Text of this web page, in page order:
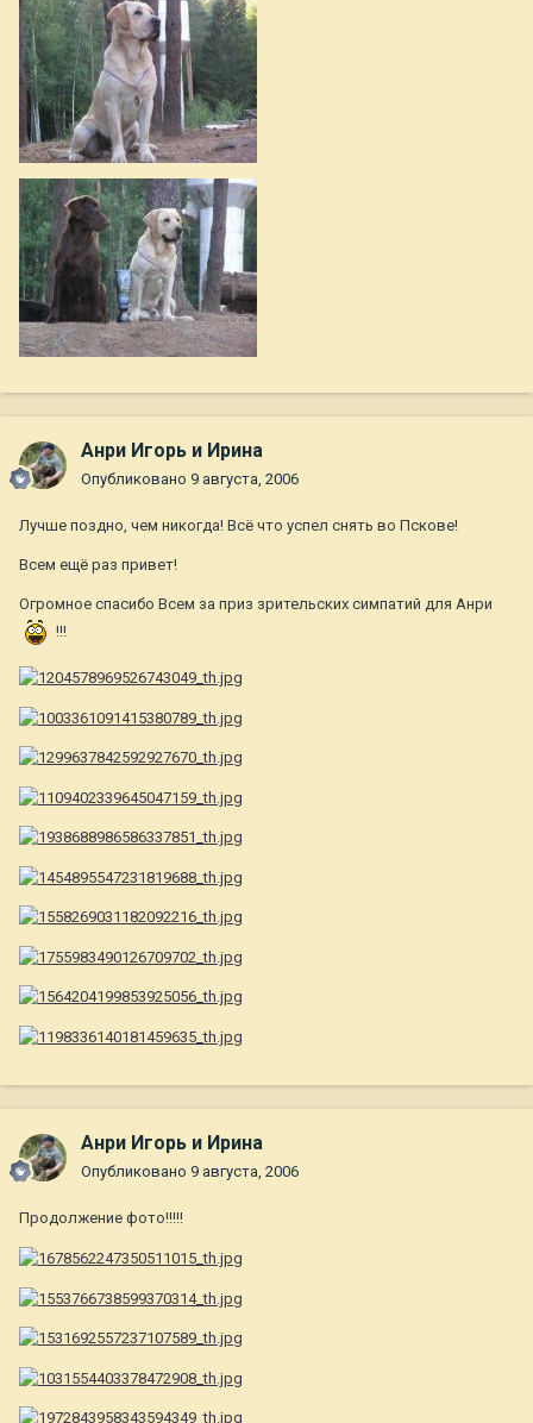
Анри Игорь и Ирина
Опубликовано 9 августа, 2006
Лучше поздно, чем никогда! Всё что успел снять во Пскове!
Всем ещё раз привет!
Огромное спасибо Всем за приз зрительских симпатий для Анри
!!!
Анри Игорь и Ирина
Опубликовано 9 августа, 2006
Продолжение фото!!!!!